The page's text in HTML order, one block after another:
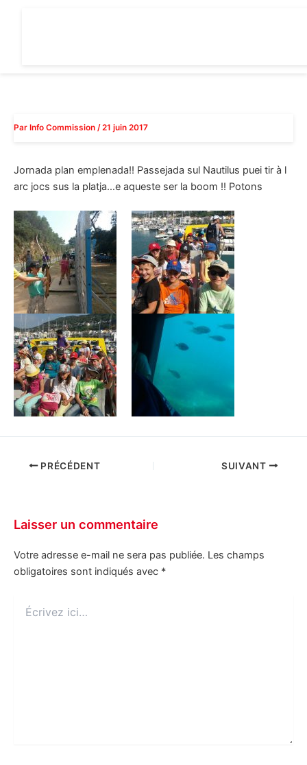
Par Info Commission /21 juin 2017
Jornada plan emplenada!! Passejada sul Nautilus puei tir à l
arc jocs sus la platja…e aqueste ser la boom !! Potons
PRÉCÉDENT SUIVANT
Laisser un commentaire
Votre adresse e-mail ne sera pas publiée. Les champs
obligatoires sont indiqués avec *
ici…